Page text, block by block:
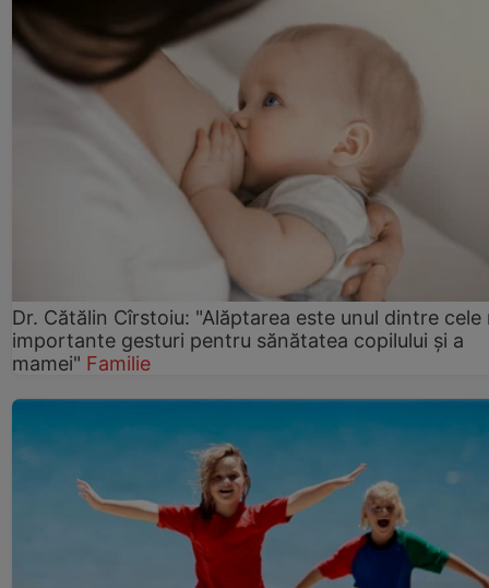
Dr. Cătălin Cîrstoiu: "Alăptarea este unul dintre cele
importante gesturi pentru sănătatea copilului și a
mamei" Familie